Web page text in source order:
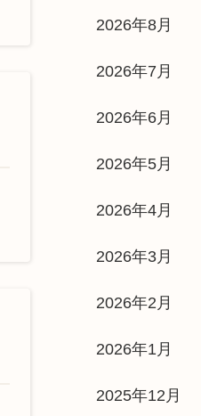
2026年8月
2026年7月
2026年6月
2026年5月
2026年4月
2026年3月
2026年2月
2026年1月
2025年12月